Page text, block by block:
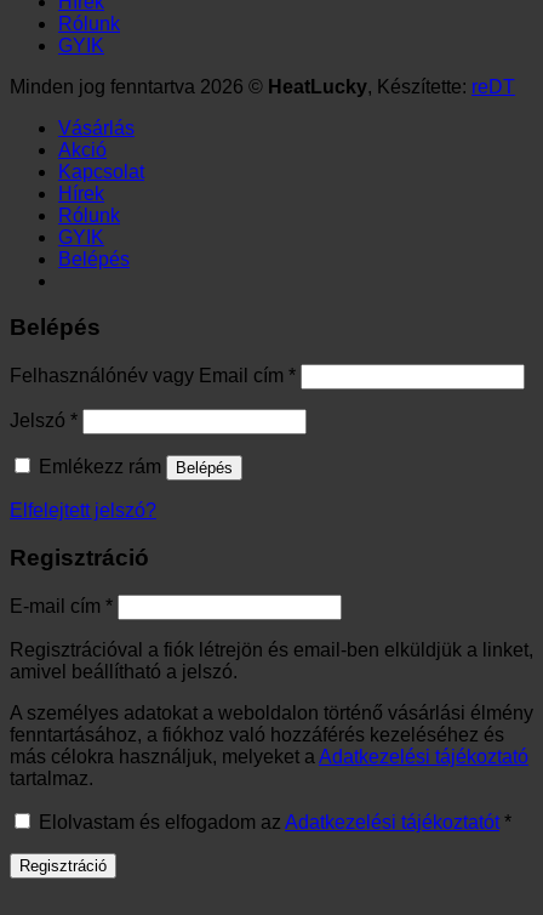
Rólunk
GYIK
Minden jog fenntartva 2026 © HeatLucky, Készítette: reDT
Vásárlás
Akció
Kapcsolat
Hírek
Rólunk
GYIK
Belépés
Belépés
Felhasználónév vagy Email cím *Kötelező
Jelszó *Kötelező
Emlékezz rám Belépés
Elfelejtett jelszó?
Regisztráció
E-mail cím *Kötelező
Regisztrációval a fiók létrejön és email-ben elküldjük a linket,
amivel beállítható a jelszó.
A személyes adatokat a weboldalon történő vásárlási élmény
fenntartásához, a fiókhoz való hozzáférés kezeléséhez és
más célokra használjuk, melyeket a Adatkezelési tájékoztató
tartalmaz.
Elolvastam és elfogadom az Adatkezelési tájékoztatót *
Regisztráció